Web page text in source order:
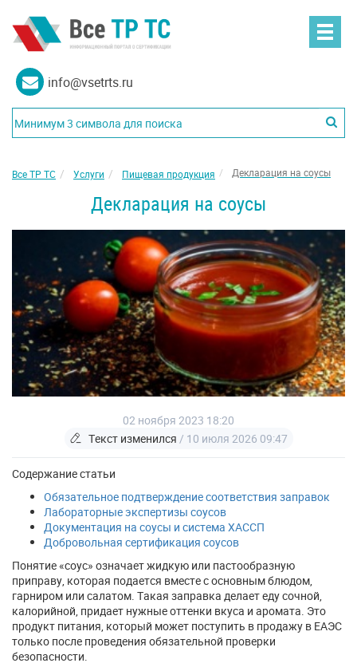
info@vsetrts.ru
Все ТР ТС Услуги Пищевая продукция Декларация на соусы
Декларация на соусы
02 ноября 2023 18:20
Текст изменился / 10 июля 2026 09:47
Содержание статьи
Обязательное подтверждение соответствия заправок
Лабораторные экспертизы соусов
Документация на соусы и система ХАССП
Добровольная сертификация соусов
Понятие «соус» означает жидкую или пастообразную
приправу, которая подается вместе с основным блюдом,
гарниром или салатом. Такая заправка делает еду сочной,
калорийной, придает нужные оттенки вкуса и аромата. Это
продукт питания, который может поступить в продажу в ЕАЭС
только после проведения обязательной проверки
безопасности.